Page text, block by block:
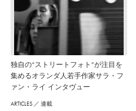
独自の“ストリートフォト”が注目を
集めるオランダ人若手作家サラ・フ
ァン・ライ インタヴュー
ARTICLES ／ 連載